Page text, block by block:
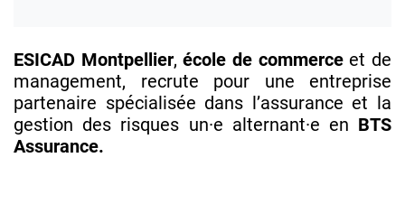
ESICAD Montpellier,école de commerceet de
management, recrute pour une entreprise
partenaire spécialisée dans l’assurance et la
gestion des risques un·e alternant·e en BTS
Assurance.